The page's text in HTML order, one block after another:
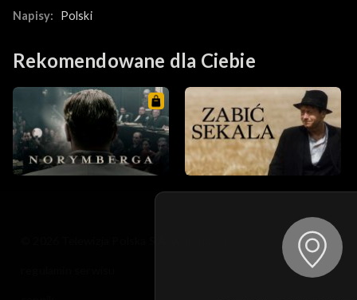
Napisy: Polski
Rekomendowane dla Ciebie